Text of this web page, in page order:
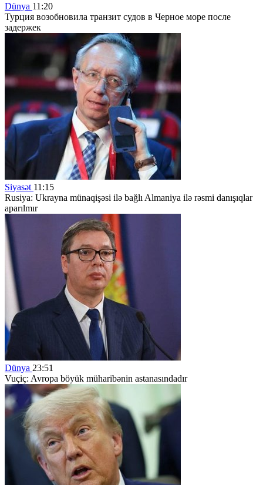
Dünya 11:20
Турция возобновила транзит судов в Черное море после
задержек
Siyasət 11:15
Rusiya: Ukrayna münaqişəsi ilə bağlı Almaniya ilə rəsmi danışıqlar
aparılmır
Dünya 23:51
Vuçiç: Avropa böyük müharibənin astanasındadır